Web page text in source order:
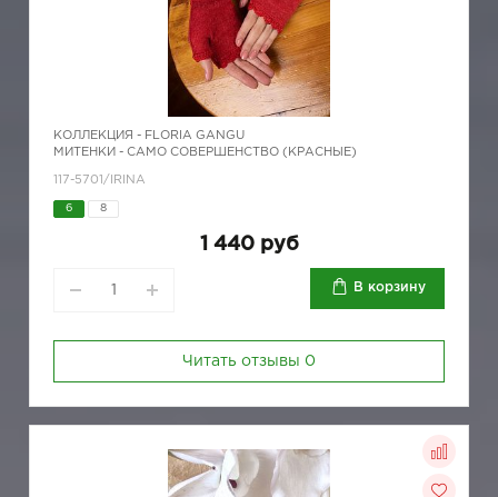
КОЛЛЕКЦИЯ - FLORIA GANGU
МИТЕНКИ - САМО СОВЕРШЕНСТВО (КРАСНЫЕ)
117-5701/IRINA
6 8
1 440 руб
В корзину
Читать отзывы 0